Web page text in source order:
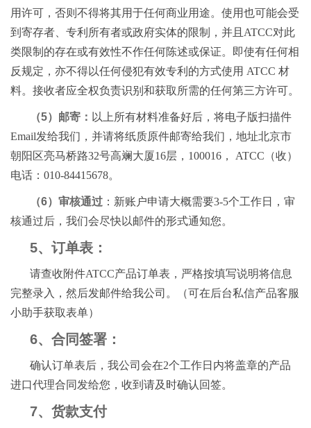
用许可，否则不得将其用于任何商业用途。使用也可能会受
到寄存者、专利所有者或政府实体的限制，并且ATCC对此
类限制的存在或有效性不作任何陈述或保证。即使有任何相
反规定，亦不得以任何侵犯有效专利的方式使用 ATCC 材
料。接收者应全权负责识别和获取所需的任何第三方许可。
（5）邮寄： 以上所有材料准备好后，将电子版扫描件
Email发给我们，并请将纸质原件邮寄给我们，地址北京市
朝阳区亮马桥路32号高斓大厦16层，100016， ATCC（收）
电话：010-84415678。
（6）审核通过 ：新账户申请大概需要3-5个工作日，审
核通过后，我们会尽快以邮件的形式通知您。
5、订单表：
请查收附件ATCC产品订单表，严格按填写说明将信息
完整录入，然后发邮件给我公司。（可在后台私信产品客服
小助手获取表单）
6、合同签署：
确认订单表后，我公司会在2个工作日内将盖章的产品
进口代理合同发给您，收到请及时确认回签。
7、货款支付